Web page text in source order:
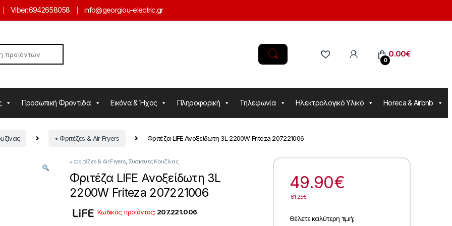
Viber:6942658058 info@georgiou-electric.gr
0
0.00€
Προσωπική Φροντίδα Εικόνα & Ήχος Πληροφορική Τηλεφωνία Ηλεκτρολογικό Υλικό Horeca & Airbnb
• Φριτέζεs & Air Fryers Φριτέζα LIFE Ανοξείδωτη 3L 2200W Friteza 207221006
• Φριτέζεs & Air Fryers Συσκευές Κουζίνας
Φριτέζα LIFE Ανοξείδωτη 3L
2200W Friteza 207221006
Κωδικός προϊόντος: 207.221.006
49.90€
61.25€
Θέλετε καλύτερη τιμή;